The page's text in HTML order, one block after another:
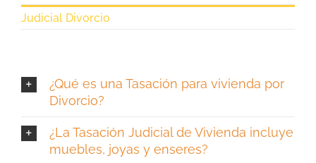
Judicial Divorcio
¿Qué es una Tasación para vivienda por
Divorcio?
¿La Tasación Judicial de Vivienda incluye
muebles, joyas y enseres?